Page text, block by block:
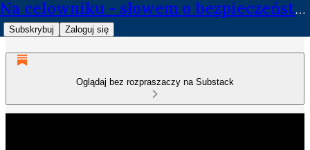
Na celowniku - słowem o bezpieczeństwie
Subskrybuj Zaloguj się
Oglądaj bez rozpraszaczy na Substack